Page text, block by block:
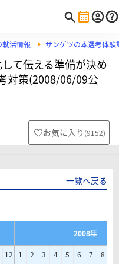
活情報 サンゲツの本選考体験
て伝える準備が決め
対策(2008/06/09公
お気に入り (9152)
一覧へ戻る
2008年
12 1 2 3 4 5 6 7 8